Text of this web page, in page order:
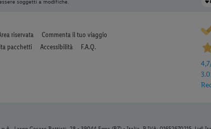
riservata
Commenta il tuo viaggio
pacchetti Accessibilità F.A.Q.
4,7